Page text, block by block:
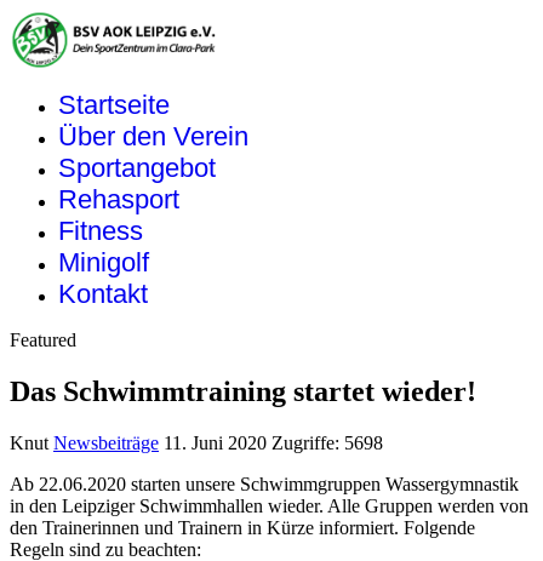
Startseite
Über den Verein
Sportangebot
Rehasport
Fitness
Minigolf
Kontakt
Featured
Das Schwimmtraining startet wieder!
Knut Newsbeiträge 11. Juni 2020 Zugriffe: 5698
Ab 22.06.2020 starten unsere Schwimmgruppen Wassergymnastik
in den Leipziger Schwimmhallen wieder. Alle Gruppen werden von
den Trainerinnen und Trainern in Kürze informiert. Folgende
Regeln sind zu beachten: